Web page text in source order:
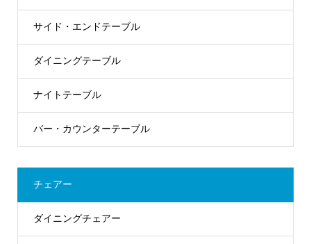
サイド・エンドテーブル
ダイニングテーブル
ナイトテーブル
バー・カウンターテーブル
チェアー
ダイニングチェアー